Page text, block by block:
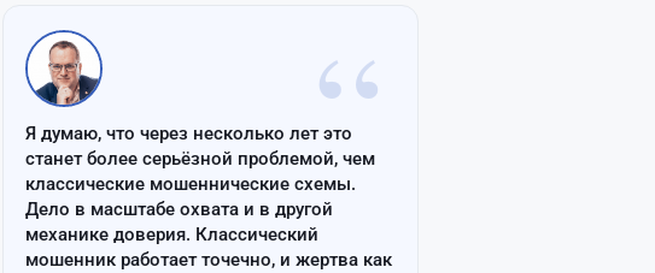
“
Я думаю, что через несколько лет это
станет более серьёзной проблемой, чем
классические мошеннические схемы.
Дело в масштабе охвата и в другой
механике доверия. Классический
мошенник работает точечно, и жертва как